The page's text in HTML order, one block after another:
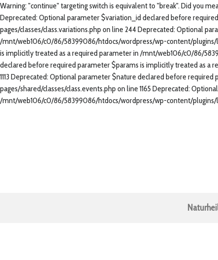
Warning: "continue" targeting switch is equivalent to "break". Did you
Deprecated: Optional parameter $variation_id declared before
pages/classes/class.variations.php on line 244 Deprecated: Optional
/mnt/web106/c0/86/58399086/htdocs/wordpress/wp-content/plugins/
is implicitly treated as a required parameter in /mnt/web106/c0/86/
declared before required parameter $params is implicitly treated as
1113 Deprecated: Optional parameter $nature declared before
pages/shared/classes/class.events.php on line 1165 Deprecated:
/mnt/web106/c0/86/58399086/htdocs/wordpress/wp-content/plugins/